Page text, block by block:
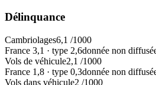
Délinquance
Cambriolages6,1 /1000
France 3,1 · type 2,6donnée non
Vols de véhicule2,1 /1000
France 1,8 · type 0,3donnée non
Vols dans véhicule2 /1000